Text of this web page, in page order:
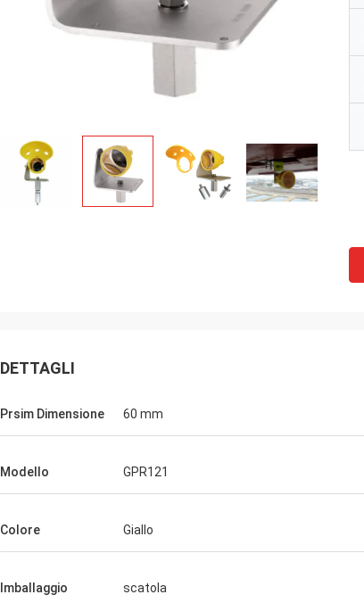
DETTAGLI
Prsim Dimensione 60 mm
Modello GPR121
Colore Giallo
Imballaggio scatola